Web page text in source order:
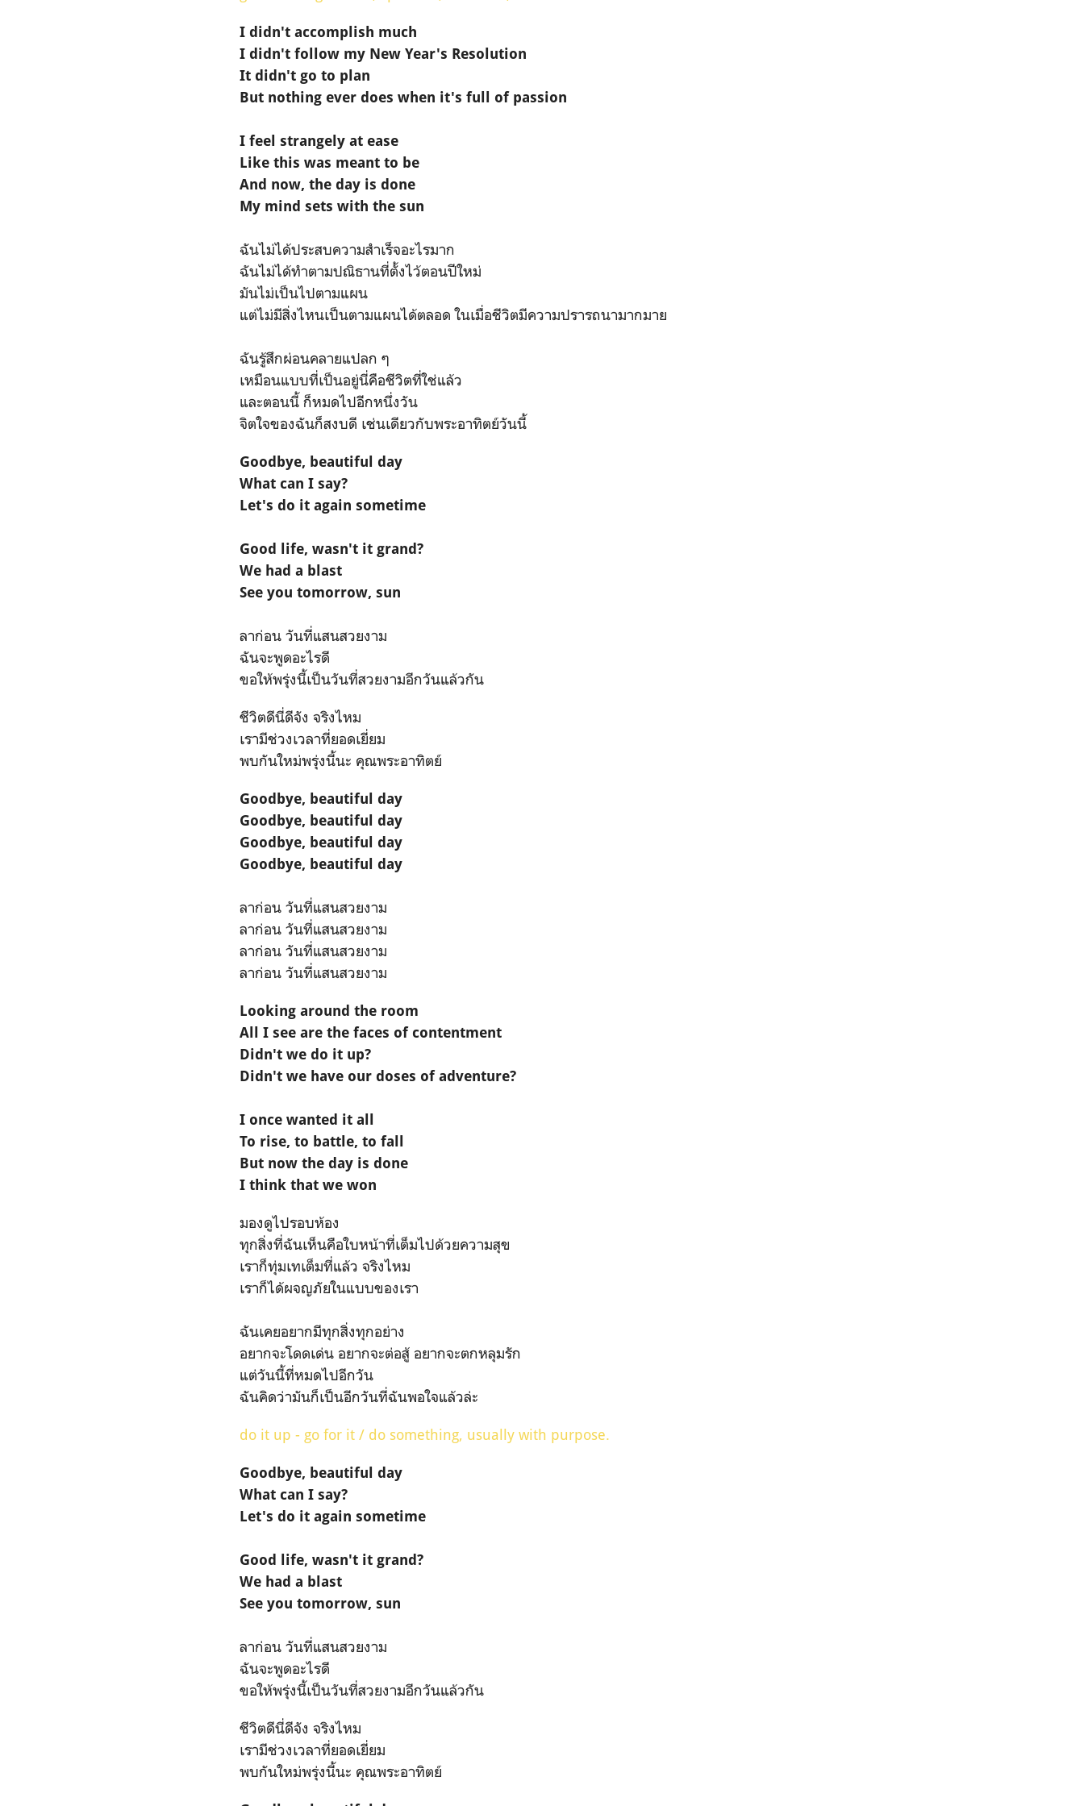
I didn't accomplish much
I didn't follow my New Year's Resolution
It didn't go to plan
But nothing ever does when it's full of passion
I feel strangely at ease
Like this was meant to be
And now, the day is done
My mind sets with the sun
ฉันไม่ได้ประสบความสำเร็จอะไรมาก
ฉันไม่ได้ทำตามปณิธานที่ตั้งไว้ตอนปีใหม่
มันไม่เป็นไปตามแผน
แต่ไม่มีสิ่งไหนเป็นตามแผนได้ตลอด ในเมื่อชีวิตมีความปรารถนามากมาย
ฉันรู้สึกผ่อนคลายแปลก ๆ
เหมือนแบบที่เป็นอยู่นี่คือชีวิตที่ใช่แล้ว
และตอนนี้ ก็หมดไปอีกหนึ่งวัน
จิตใจของฉันก็สงบดี เช่นเดียวกับพระอาทิตย์วันนี้
Goodbye, beautiful day
What can I say?
Let's do it again sometime
Good life, wasn't it grand?
We had a blast
See you tomorrow, sun
ลาก่อน วันที่แสนสวยงาม
ฉันจะพูดอะไรดี
ขอให้พรุ่งนี้เป็นวันที่สวยงามอีกวันแล้วกัน
ชีวิตดีนี่ดีจัง จริงไหม
เรามีช่วงเวลาที่ยอดเยี่ยม
พบกันใหม่พรุ่งนี้นะ คุณพระอาทิตย์
Goodbye, beautiful day
Goodbye, beautiful day
Goodbye, beautiful day
Goodbye, beautiful day
ลาก่อน วันที่แสนสวยงาม
ลาก่อน วันที่แสนสวยงาม
ลาก่อน วันที่แสนสวยงาม
ลาก่อน วันที่แสนสวยงาม
Looking around the room
All I see are the faces of contentment
Didn't we do it up?
Didn't we have our doses of adventure?
I once wanted it all
To rise, to battle, to fall
But now the day is done
I think that we won
มองดูไปรอบห้อง
ทุกสิ่งที่ฉันเห็นคือใบหน้าที่เต็มไปด้วยความสุข
เราก็ทุ่มเทเต็มที่แล้ว จริงไหม
เราก็ได้ผจญภัยในแบบของเรา
ฉันเคยอยากมีทุกสิ่งทุกอย่าง
อยากจะโดดเด่น อยากจะต่อสู้ อยากจะตกหลุมรัก
แต่วันนี้ที่หมดไปอีกวัน
ฉันคิดว่ามันก็เป็นอีกวันที่ฉันพอใจแล้วล่ะ
do it up - go for it / do something, usually with purpose.
Goodbye, beautiful day
What can I say?
Let's do it again sometime
Good life, wasn't it grand?
We had a blast
See you tomorrow, sun
ลาก่อน วันที่แสนสวยงาม
ฉันจะพูดอะไรดี
ขอให้พรุ่งนี้เป็นวันที่สวยงามอีกวันแล้วกัน
ชีวิตดีนี่ดีจัง จริงไหม
เรามีช่วงเวลาที่ยอดเยี่ยม
พบกันใหม่พรุ่งนี้นะ คุณพระอาทิตย์